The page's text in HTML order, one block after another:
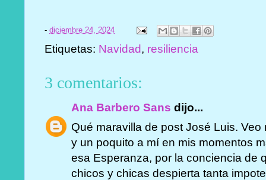
-diciembre 24, 2024
Etiquetas: Navidad, resiliencia
3 comentarios:
Ana Barbero Sans dijo...
Qué maravilla de post José Luis.
y un poquito a mí en mis momentos
esa Esperanza, por la conciencia de
chicos y chicas despierta tanta